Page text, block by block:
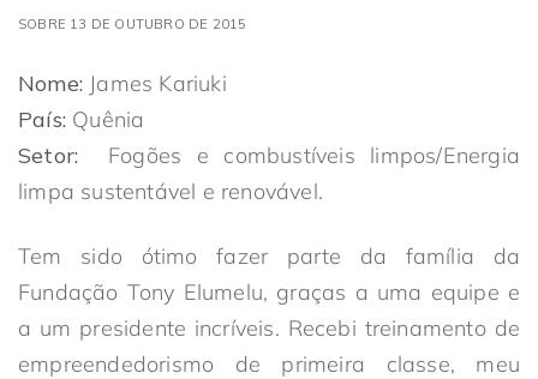
SOBRE 13 DE OUTUBRO DE 2015
Nome: James Kariuki
País: Quênia
Setor: Fogões e combustíveis limpos/Energia
limpa sustentável e renovável.
Tem sido ótimo fazer parte da família da
Fundação Tony Elumelu, graças a uma equipe e
a um presidente incríveis. Recebi treinamento de
empreendedorismo de primeira classe, meu